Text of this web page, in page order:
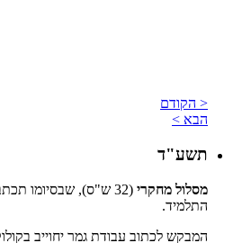
< הקודם
הבא >
תשע"ד
מסלול מחקרי
(32 ש"ס), שבסיומו
התלמיד.
המבקש לכתוב עבודת גמר יחוייב